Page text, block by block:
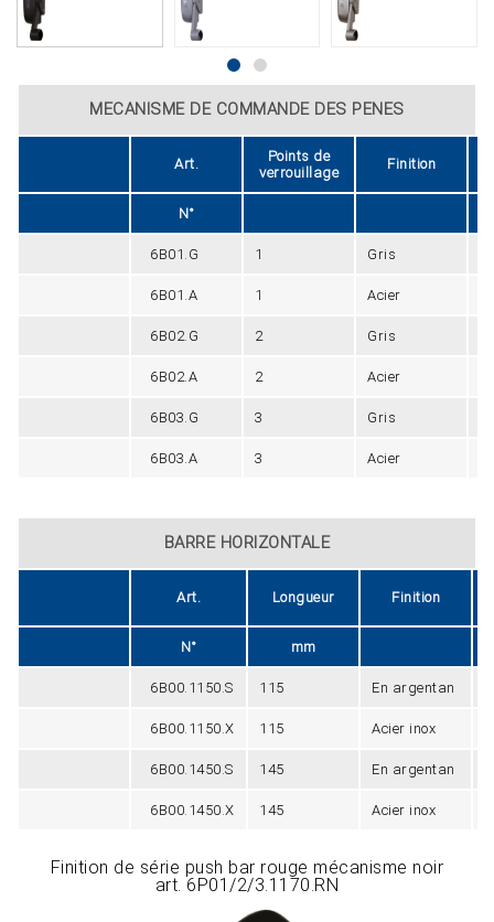
MECANISME DE COMMANDE DES PENES
Art.
Points de
verrouillage
Finition
N°
6B01.G 1 Gris
6B01.A 1 Acier
6B02.G 2 Gris
6B02.A 2 Acier
6B03.G 3 Gris
6B03.A 3 Acier
BARRE HORIZONTALE
Art. Longueur Finition
N° mm
6B00.1150.S 115 En argentan
6B00.1150.X 115 Acier inox
6B00.1450.S 145 En argentan
6B00.1450.X 145 Acier inox
Finition de série push bar rouge mécanisme noir
art. 6P01/2/3.1170.RN